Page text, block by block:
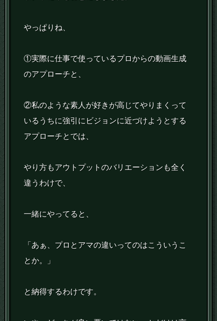
やっぱりね、
①実際に仕事で使っているプロからの動画生成
のアプローチと、
②私のような素人が好きが高じてやりまくって
いるうちに強引にビジョンに近づけようとする
アプローチとでは、
やり方もアウトプットのバリエーションも全く
違うわけで、
一緒にやってると、
「あぁ、プロとアマの違いってのはこういうこ
とか。」
と納得するわけです。